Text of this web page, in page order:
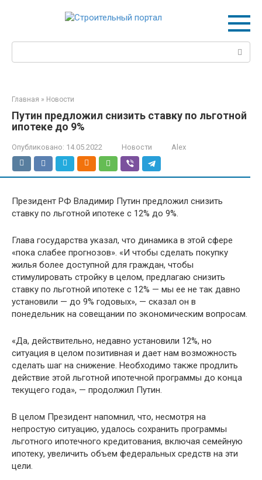
Поиск:
Главная » Новости
Путин предложил снизить ставку по льготной
ипотеке до 9%
Опубликовано: 14.05.2022 Новости Alex
Президент РФ Владимир Путин предложил снизить
ставку по льготной ипотеке с 12% до 9%.
Глава государства указал, что динамика в этой сфере
«пока слабее прогнозов». «И чтобы сделать покупку
жилья более доступной для граждан, чтобы
стимулировать стройку в целом, предлагаю снизить
ставку по льготной ипотеке с 12% — мы ее не так давно
установили — до 9% годовых», — сказал он в
понедельник на совещании по экономическим вопросам.
«Да, действительно, недавно установили 12%, но
ситуация в целом позитивная и дает нам возможность
сделать шаг на снижение. Необходимо также продлить
действие этой льготной ипотечной программы до конца
текущего года», — продолжил Путин.
В целом Президент напомнил, что, несмотря на
непростую ситуацию, удалось сохранить программы
льготного ипотечного кредитования, включая семейную
ипотеку, увеличить объем федеральных средств на эти
цели.